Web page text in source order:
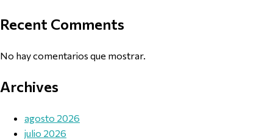
Recent Comments
No hay comentarios que mostrar.
Archives
agosto 2026
julio 2026